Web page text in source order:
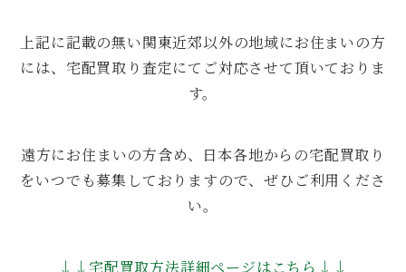
上記に記載の無い関東近郊以外の地域にお住まいの方
には、宅配買取り査定にてご対応させて頂いておりま
す。
遠方にお住まいの方含め、日本各地からの宅配買取り
をいつでも募集しておりますので、ぜひご利用くださ
い。
↓↓宅配買取方法詳細ページはこちら↓↓